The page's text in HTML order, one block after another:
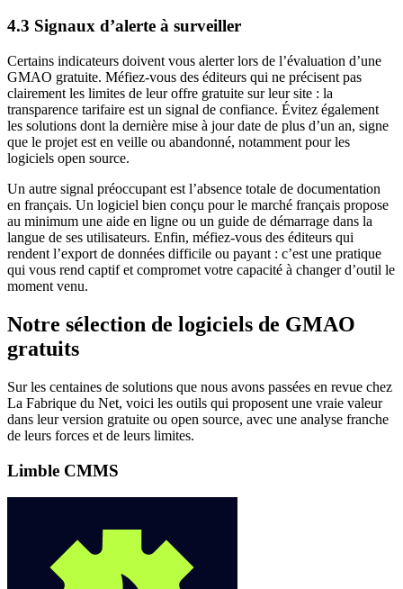
4.3 Signaux d’alerte à surveiller
Certains indicateurs doivent vous alerter lors de l’évaluation d’une
GMAO gratuite. Méfiez-vous des éditeurs qui ne précisent pas
clairement les limites de leur offre gratuite sur leur site : la
transparence tarifaire est un signal de confiance. Évitez également
les solutions dont la dernière mise à jour date de plus d’un an, signe
que le projet est en veille ou abandonné, notamment pour les
logiciels open source.
Un autre signal préoccupant est l’absence totale de documentation
en français. Un logiciel bien conçu pour le marché français propose
au minimum une aide en ligne ou un guide de démarrage dans la
langue de ses utilisateurs. Enfin, méfiez-vous des éditeurs qui
rendent l’export de données difficile ou payant : c’est une pratique
qui vous rend captif et compromet votre capacité à changer d’outil le
moment venu.
Notre sélection de logiciels de GMAO
gratuits
Sur les centaines de solutions que nous avons passées en revue chez
La Fabrique du Net, voici les outils qui proposent une vraie valeur
dans leur version gratuite ou open source, avec une analyse franche
de leurs forces et de leurs limites.
Limble CMMS